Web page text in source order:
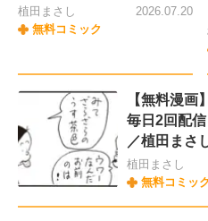
植田まさし
無料コミック
2026.07.20
【無料漫画
毎日2回配
／植田まさ
植田まさし
無料コミッ